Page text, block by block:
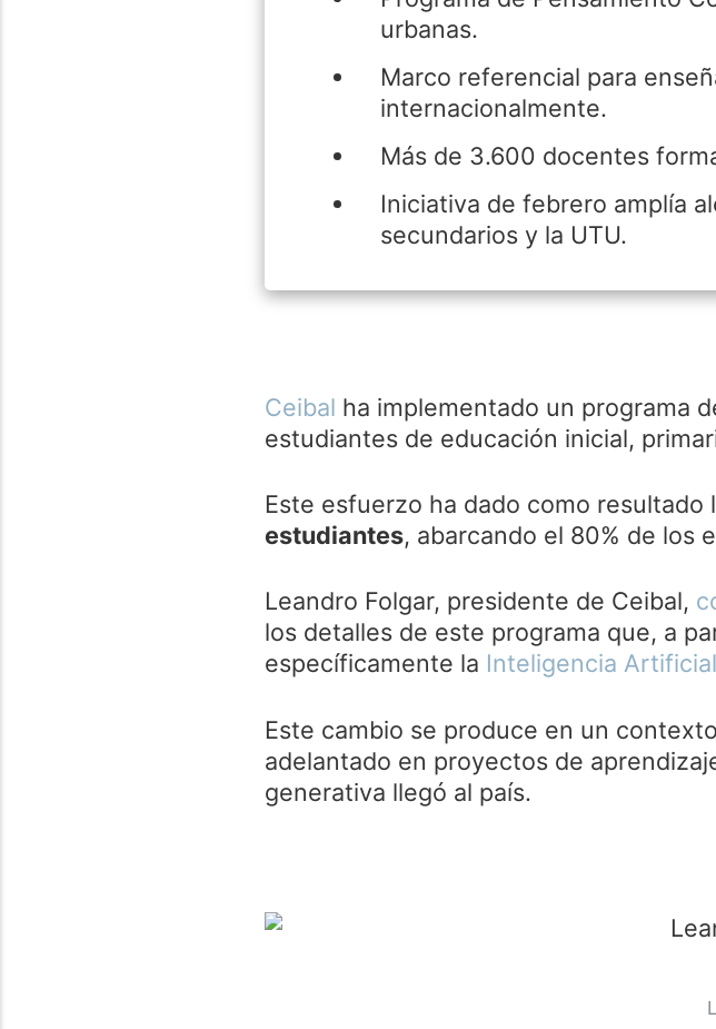
urbanas.
Marco referencial para
internacionalmente.
Más de 3.600 docentes
Iniciativa de febrero amplía
secundarios y la UTU.
Ceibal ha implementado un programa
estudiantes de educación inicial,
Este esfuerzo ha dado como
estudiantes, abarcando el 80% de los
Leandro Folgar, presidente de Ceibal,
los detalles de este programa que, a
específicamente la Inteligencia Artificial
Este cambio se produce en un
adelantado en proyectos de
generativa llegó al país.